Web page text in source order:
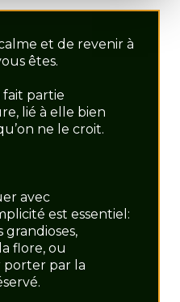
et de revenir à
êtes.
partie
lié à elle bien
ne le croit.
avec
est essentiel:
grandioses,
flore, ou
porter par la